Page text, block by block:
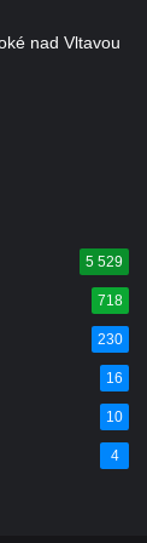
nad Vltavou
5 529
718
230
16
10
4